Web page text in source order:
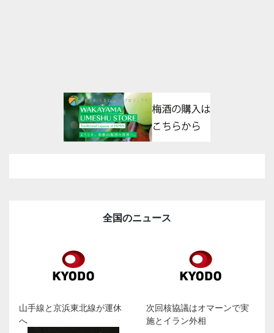
全国のニュース
山手線と京浜東北線が運休
へ
次回核協議はオマーンで実
施とイラン外相